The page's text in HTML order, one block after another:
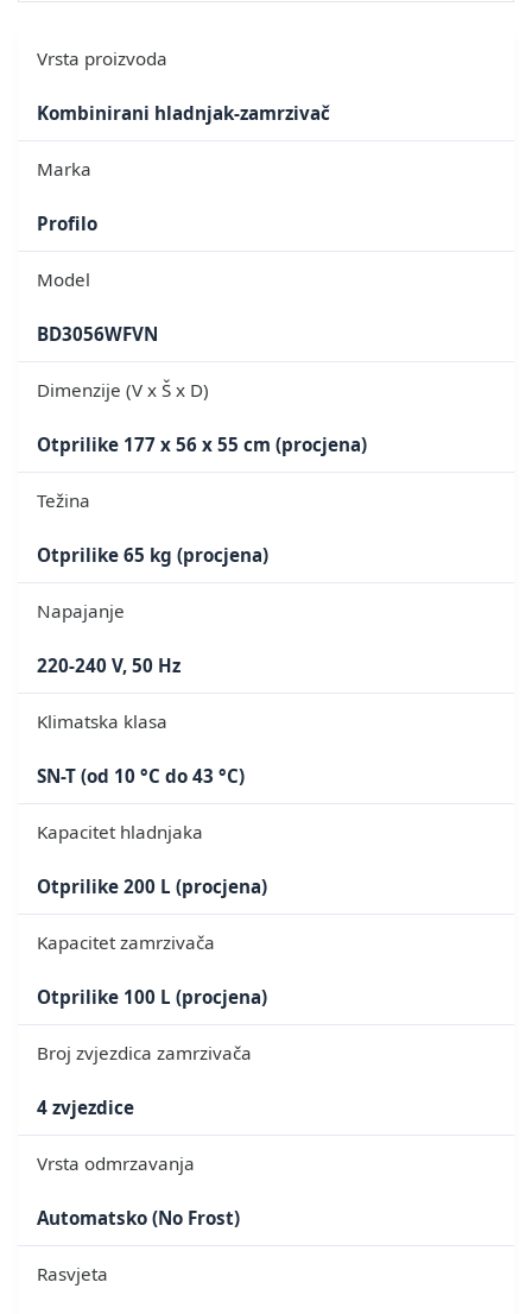
Vrsta proizvoda
Kombinirani hladnjak-zamrzivač
Marka
Profilo
Model
BD3056WFVN
Dimenzije (V x Š x D)
Otprilike 177 x 56 x 55 cm (procjena)
Težina
Otprilike 65 kg (procjena)
Napajanje
220-240 V, 50 Hz
Klimatska klasa
SN-T (od 10 °C do 43 °C)
Kapacitet hladnjaka
Otprilike 200 L (procjena)
Kapacitet zamrzivača
Otprilike 100 L (procjena)
Broj zvjezdica zamrzivača
4 zvjezdice
Vrsta odmrzavanja
Automatsko (No Frost)
Rasvjeta